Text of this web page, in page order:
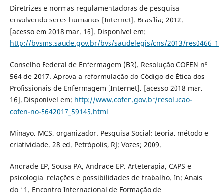
Diretrizes e normas regulamentadoras de pesquisa
envolvendo seres humanos [Internet]. Brasília; 2012.
[acesso em 2018 mar. 16]. Disponível em:
http://bvsms.saude.gov.br/bvs/saudelegis/cns/2013/
Conselho Federal de Enfermagem (BR). Resolução COFEN nº
564 de 2017. Aprova a reformulação do Código de Ética dos
Profissionais de Enfermagem [Internet]. [acesso 2018 mar.
16]. Disponível em: http://www.cofen.gov.br/resolucao-
cofen-no-5642017_59145.html
Minayo, MCS, organizador. Pesquisa Social: teoria, método e
criatividade. 28 ed. Petrópolis, RJ: Vozes; 2009.
Andrade EP, Sousa PA, Andrade EP. Arteterapia, CAPS e
psicologia: relações e possibilidades de trabalho. In: Anais
do 11. Encontro Internacional de Formação de